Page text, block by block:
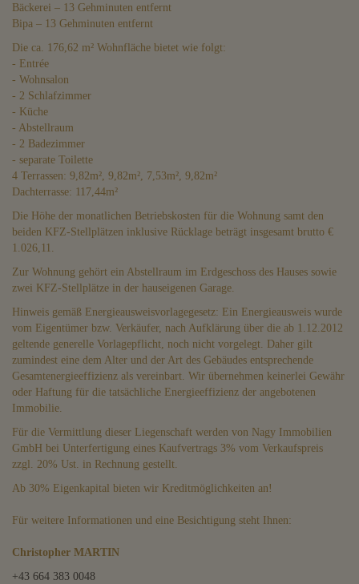
Bäckerei – 13 Gehminuten entfernt
Bipa – 13 Gehminuten entfernt
Die ca. 176,62 m² Wohnfläche bietet wie folgt:
- Entrée
- Wohnsalon
- 2 Schlafzimmer
- Küche
- Abstellraum
- 2 Badezimmer
- separate Toilette
4 Terrassen: 9,82m², 9,82m², 7,53m², 9,82m²
Dachterrasse: 117,44m²
Die Höhe der monatlichen Betriebskosten für die Wohnung samt den
beiden KFZ-Stellplätzen inklusive Rücklage beträgt insgesamt brutto €
1.026,11.
Zur Wohnung gehört ein Abstellraum im Erdgeschoss des Hauses sowie
zwei KFZ-Stellplätze in der hauseigenen Garage.
Hinweis gemäß Energieausweisvorlagegesetz: Ein Energieausweis wurde
vom Eigentümer bzw. Verkäufer, nach Aufklärung über die ab 1.12.2012
geltende generelle Vorlagepflicht, noch nicht vorgelegt. Daher gilt
zumindest eine dem Alter und der Art des Gebäudes entsprechende
Gesamtenergieeffizienz als vereinbart. Wir übernehmen keinerlei Gewähr
oder Haftung für die tatsächliche Energieeffizienz der angebotenen
Immobilie.
Für die Vermittlung dieser Liegenschaft werden von Nagy Immobilien
GmbH bei Unterfertigung eines Kaufvertrags 3% vom Verkaufspreis
zzgl. 20% Ust. in Rechnung gestellt.
Ab 30% Eigenkapital bieten wir Kreditmöglichkeiten an!
Für weitere Informationen und eine Besichtigung steht Ihnen:
Christopher MARTIN
+43 664 383 0048